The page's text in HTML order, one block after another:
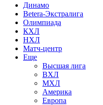
Динамо
Betera-Экстралига
Олимпиада
КХЛ
НХЛ
Матч-центр
Еще
Высшая лига
ВХЛ
МХЛ
Америка
Европа